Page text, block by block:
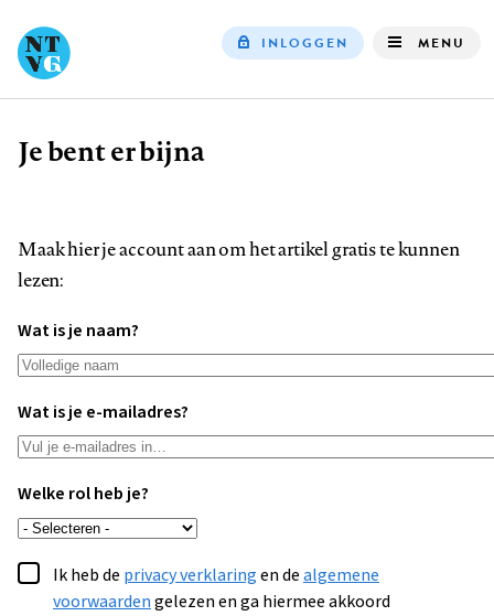
INLOGGEN MENU
Kruimelpad
Je bent er bijna
Maak hier je account aan om het artikel gratis te kunnen
lezen:
Wat is je naam?
Wat is je e-mailadres?
Welke rol heb je?
Ik heb de privacy verklaringen dealgemene
voorwaardengelezen en ga hiermee akkoord